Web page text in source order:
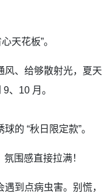
天花板”。
、给够散射光，夏
、10 月。
的 “秋日限定款”。
围感直接拉满！
遇到点病虫害。别慌